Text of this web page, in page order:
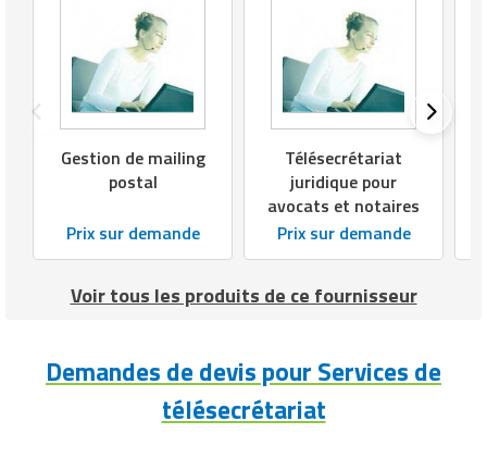
Matériel de musculation
Vêtement sportif
Rôtisserie professionnelle
Sautause professionnelle
Table de cuisson professionnelle
Tables de préparation réfrigérées
Ustensile de cuisine
Vaisselle restaurant
Gestion de mailing
postal
Prix sur demande
Télésecrétariat
juridique pour
avocats et notaires
Prix sur demande
Voir tous les produits de ce fournisseur
Demandes de devis pour Services de
télésecrétariat